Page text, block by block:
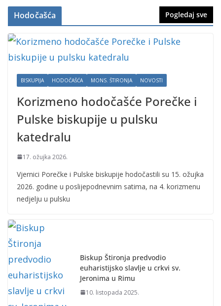
Hodočašća Pogledaj sve
BISKUPIJA HODOČAŠĆA MONS. ŠTIRONJA NOVOSTI
Korizmeno hodočašće Porečke i
Pulske biskupije u pulsku
katedralu
17. ožujka 2026.
Vjernici Porečke i Pulske biskupije hodočastili su 15. ožujka
2026. godine u poslijepodnevnim satima, na 4. korizmenu
nedjelju u pulsku
Biskup Štironja predvodio
euharistijsko slavlje u crkvi sv.
Jeronima u Rimu
10. listopada 2025.